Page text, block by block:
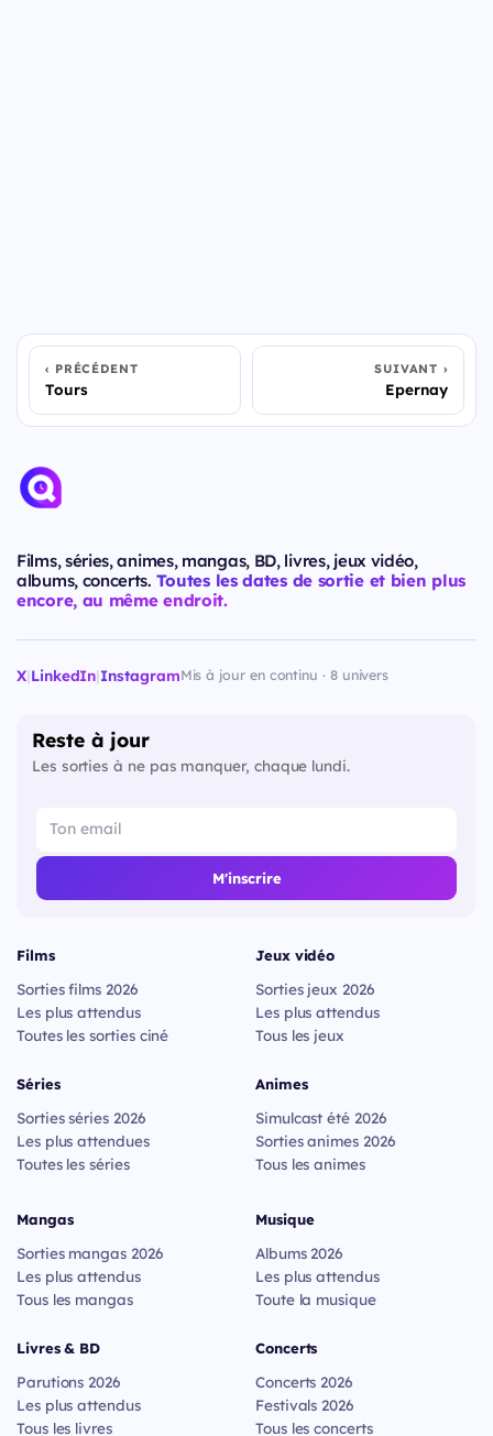
PRÉCÉDENT
Tours
SUIVANT
Epernay
Films, séries, animes, mangas, BD, livres, jeux vidéo,
albums, concerts. Toutes les dates de sortie et bien plus
encore, au même endroit.
X|LinkedIn|InstagramMis à jour en continu · 8 univers
Reste à jour
Les sorties à ne pas manquer, chaque lundi.
M'inscrire
Films
Sorties films 2026
Les plus attendus
Toutes les sorties ciné
Séries
Sorties séries 2026
Les plus attendues
Toutes les séries
Jeux vidéo
Sorties jeux 2026
Les plus attendus
Tous les jeux
Animes
Simulcast été 2026
Sorties animes 2026
Tous les animes
Mangas
Sorties mangas 2026
Les plus attendus
Tous les mangas
Livres & BD
Parutions 2026
Les plus attendus
Tous les livres
Musique
Albums 2026
Les plus attendus
Toute la musique
Concerts
Concerts 2026
Festivals 2026
Tous les concerts